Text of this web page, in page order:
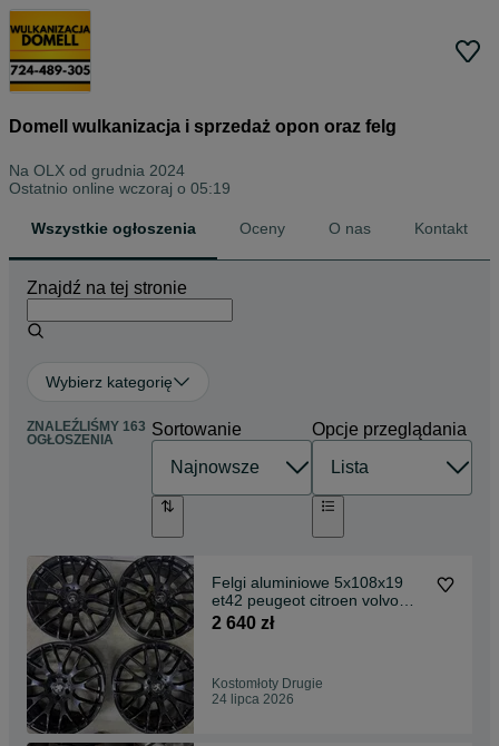
Domell wulkanizacja i sprzedaż opon oraz felg
Na OLX od grudnia 2024
Ostatnio online wczoraj o 05:19
Wszystkie ogłoszenia Oceny O nas Kontakt
Znajdź na tej stronie
Wybierz kategorię
ZNALEŹLIŚMY 163
OGŁOSZENIA
Sortowanie Opcje przeglądania
Felgi aluminiowe 5x108x19
et42 peugeot citroen volvo
ford
2 640 zł
Kostomłoty Drugie
24 lipca 2026